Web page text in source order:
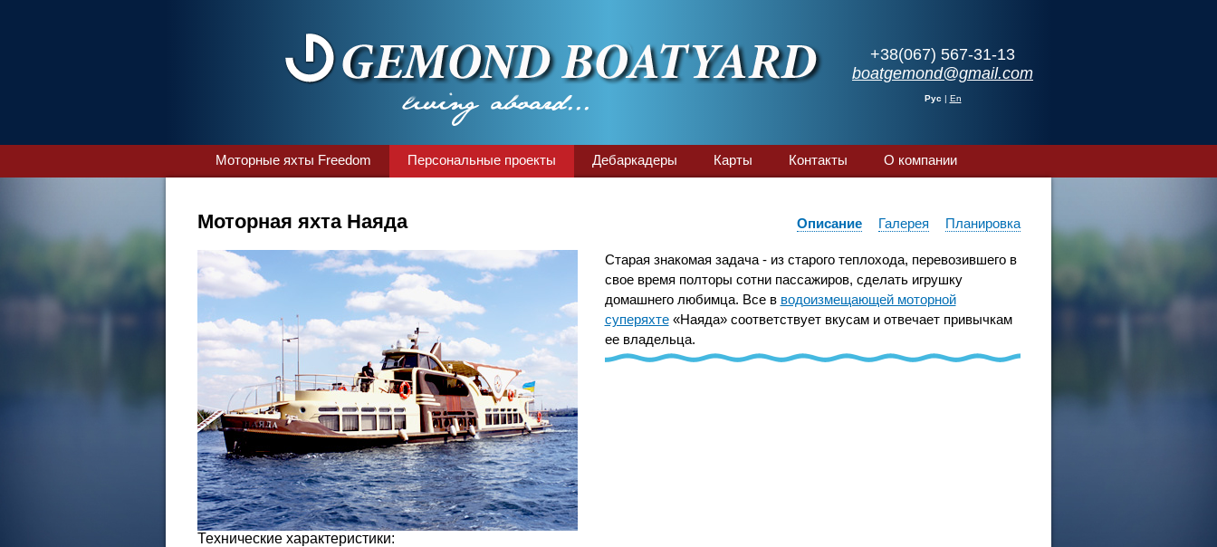
+38(067) 567-31-13
boatgemond@gmail.com
Рус | En
Моторные яхты Freedom Персональные проекты Дебаркадеры Карты Контакты О компании
Моторная яхта Наяда Описание Галерея Планировка
Старая знакомая задача - из старого теплохода, перевозившего в
свое время полторы сотни пассажиров, сделать игрушку
домашнего любимца. Все в водоизмещающей моторной
суперяхте«Наяда» соответствует вкусам и отвечает привычкам
ее владельца.
Технические характеристики: